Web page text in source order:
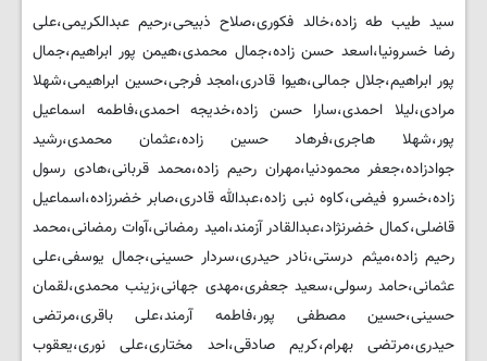
سید طیب طه زاده،خالد فکوری،صلاح ذبیحی،رحیم عبدالکریمی،علی
رضا خسرونیا،اسعد حسن زاده،جمال محمدی،هيمن پور ابراهيم،جمال
پور ابراهيم،جلال جمالی،هيوا قادری،امجد فرجی،حسين ابراهيمی،شهلا
مرادی،ليلا احمدی،سارا حسن زاده،خديجه احمدی،فاطمه اسماعيل
پور،شهلا هاجری،فرهاد حسين زاده،عثمان محمدی،رشيد
جوادزاده،جعفر محمودنيا،مهران رحيم زاده،محمد قربانی،هادی رسول
زاده،خسرو فيضی،كاوه نبی زاده،عبدالله قادری،صابر خضرزاده،اسماعيل
قاضلی،كمال خضرنژاد،عبدالقادر آزمند،اميد رمضانی،آوات رمضانی،محمد
رحيم زاده،میثم درستی،نادر حیدری،سردار حسینی،جمال یوسفی،علی
عثمانی،حامد رسولی،سعید جعفری،مهدی جهانی،زینب محمدی،لقمان
حسینی،حسین مصطفی پور،فاطمه آرمند،علی باقری،مرتضی
حیدری،مرتضی بهرام،کریم صادقی،احد مختاری،علی نوری،یعقوب